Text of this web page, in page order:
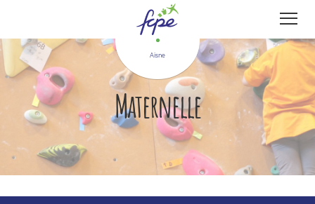
Aisne
Maternelle